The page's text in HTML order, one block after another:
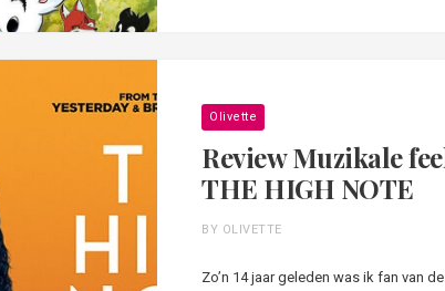
Olivette
Review Muzikale
THE HIGH NOTE
BY OLIVETTE
Zo’n 14 jaar geleden was ik fan van